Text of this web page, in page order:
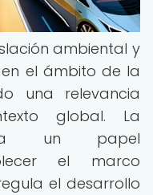
ambiental y
el ámbito de la
una relevancia
global. La
un papel
el marco
el desarrollo